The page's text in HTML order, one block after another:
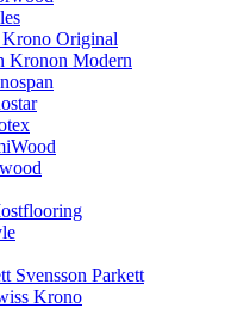
Krono Original
Kronon Modern
Svensson Parkett
Krono